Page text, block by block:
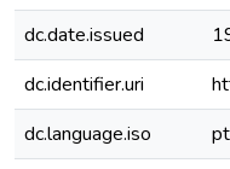
dc.date.issued
dc.identifier.uri
dc.language.iso
pt